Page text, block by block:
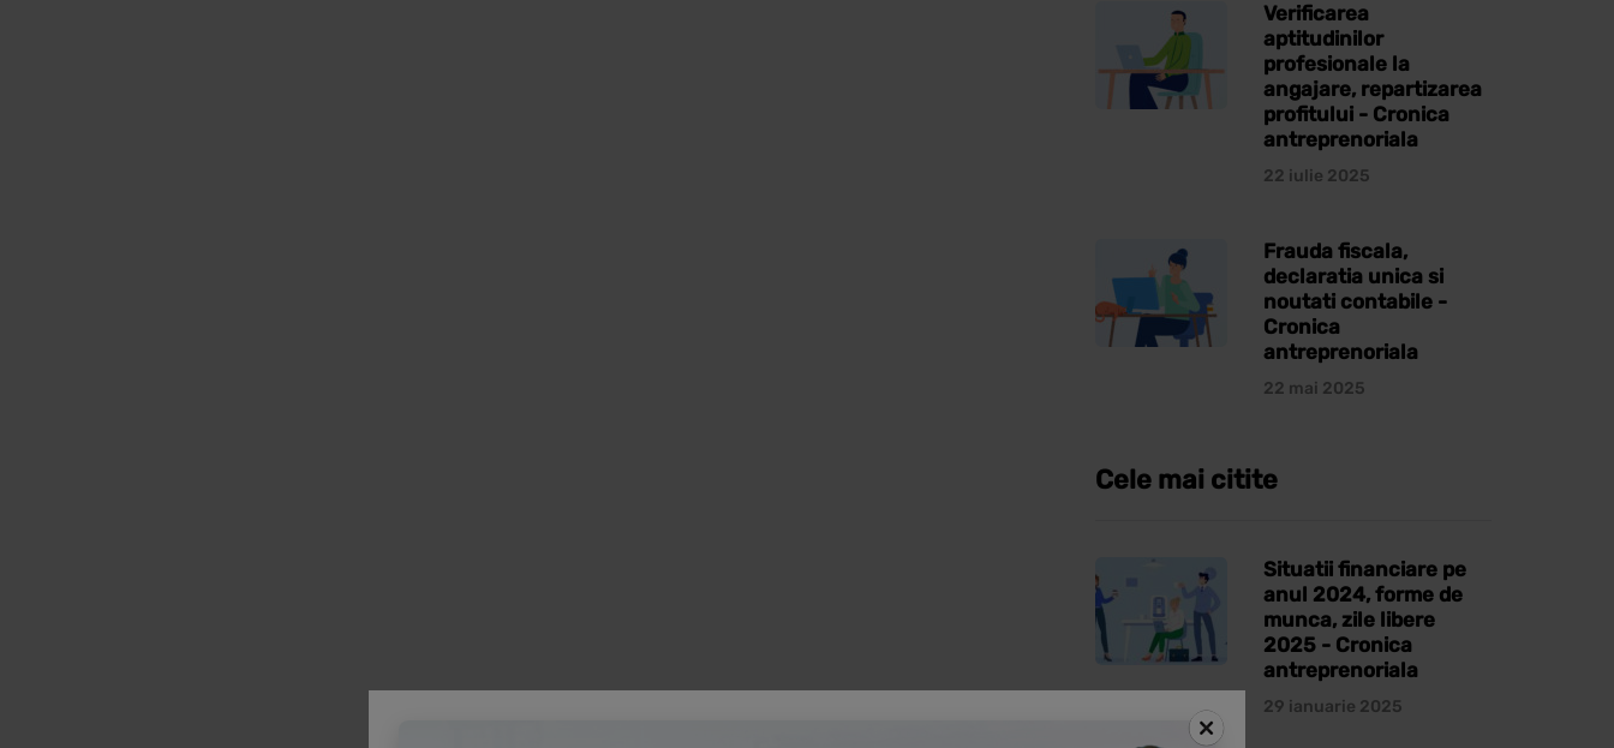
Verificarea
aptitudinilor
profesionale la
angajare, repartizarea
profitului - Cronica
antreprenoriala
22 iulie 2025
Frauda fiscala,
declaratia unica si
noutati contabile -
Cronica
antreprenoriala
22 mai 2025
Cele mai citite
Situatii financiare pe
anul 2024, forme de
munca, zile libere
2025 - Cronica
antreprenoriala
29 ianuarie 2025